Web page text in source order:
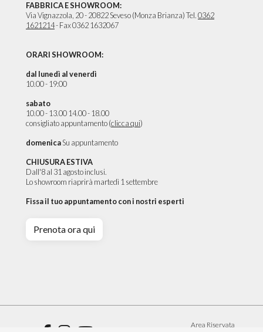
FABBRICA E SHOWROOM:
Via Vignazzola, 20 - 20822 Seveso (Monza Brianza) Tel.0362
1621214- Fax 0362 1632067
ORARI SHOWROOM:
dal lunedì al venerdì
10.00 - 19:00
sabato
10.00 - 13.00 14.00 - 18.00
consigliato appuntamento (clicca qui)
domenicaSu appuntamento
CHIUSURA ESTIVA
Dall'8 al 31 agosto inclusi.
Lo showroom riaprirà martedì 1 settembre
Fissa il tuo appuntamento con i nostri esperti
Prenota ora qui
Area Riservata